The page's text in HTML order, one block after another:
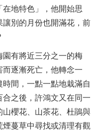
地特色」，他開始思
別的月份也開滿花，前
有將近三分之一的梅
逐漸死亡，他轉念一
間，一點一點地栽滿自
之後，許鴻文又在同一
櫻花、山茶花、杜鵑與
蔓草中尋找或清理有觀